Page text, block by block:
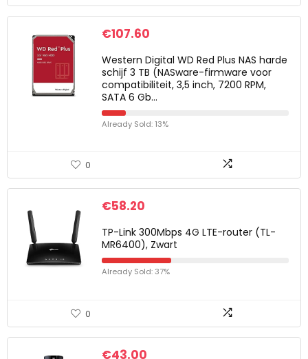
€107.60
Western Digital WD Red Plus NAS harde
schijf 3 TB (NASware-firmware voor
compatibiliteit, 3,5 inch, 7200 RPM,
SATA 6 Gb…
Already Sold: 13%
0
€58.20
TP-Link 300Mbps 4G LTE-router (TL-
MR6400), Zwart
Already Sold: 37%
0
€43.00